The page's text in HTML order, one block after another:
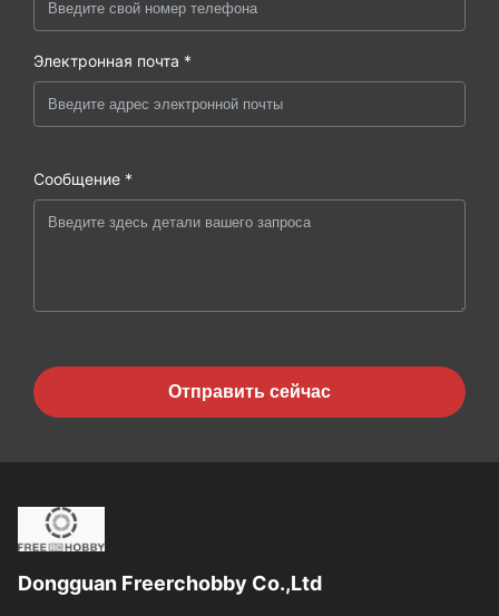
Электронная почта *
Сообщение *
Отправить сейчас
Dongguan Freerchobby Co.,Ltd